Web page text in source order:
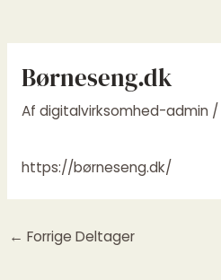
Børneseng.dk
Af digitalvirksomhed-admin /
https://børneseng.dk/
← Forrige Deltager